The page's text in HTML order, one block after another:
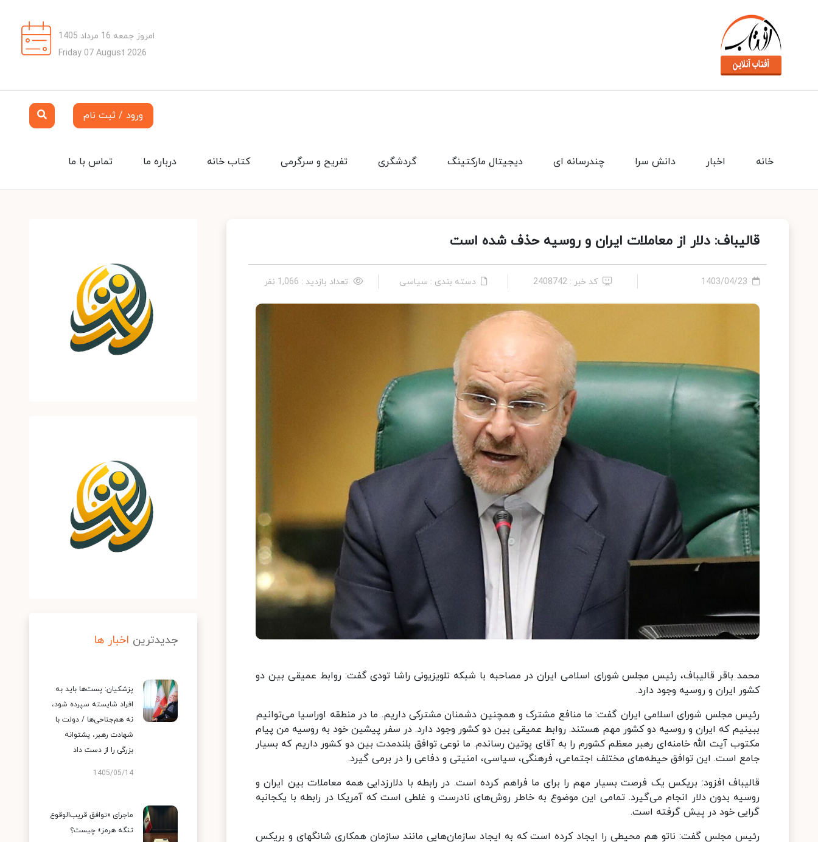
امروز جمعه 16 مرداد 1405
Friday 07 August 2026
ورود / ثبت نام
تماس با ما درباره ما کتاب خانه تفریح و سرگرمی گردشگری دیجیتال مارکتینگ چندرسانه ای دانش سرا اخبار خانه
قالیباف: دلار از معاملات ایران و روسیه حذف شده است
1403/04/23 کد خبر : 2408742 دسته بندی : سیاسی تعداد بازدید : 1,066 نفر
محمد باقر قالیباف، رئیس مجلس شورای اسلامی ایران در مصاحبه با شبکه تلویزیونی راشا تودی گفت: روابط عمیقی بین دو
کشور ایران و روسیه وجود دارد.
رئیس مجلس شورای اسلامی ایران گفت: ما منافع مشترک و همچنین دشمنان مشترکی داریم. ما در منطقه اوراسیا می‌توانیم
ببینیم که ایران و روسیه دو کشور مهم هستند. روابط عمیقی بین دو کشور وجود دارد. در سفر پیشین خود به روسیه من پیام
مکتوب آیت الله خامنه‌ای رهبر معظم کشورم را به آقای پوتین رساندم. ما نوعی توافق بلندمدت بین دو کشور داریم که بسیار
جامع است. این توافق حیطه‌های مختلف اجتماعی، فرهنگی، سیاسی، امنیتی و دفاعی را در برمی گیرد.
قالیباف افزود: بریکس یک فرصت بسیار مهم را برای ما فراهم کرده است. در رابطه با دلارزدایی همه معاملات بین ایران و
روسیه بدون دلار انجام می‌گیرد. تمامی این موضوع به خاطر روش‌های نادرست و غلطی است که آمریکا در رابطه با یکجانبه
گرایی خود در پیش گرفته است.
رئیس مجلس گفت: ناتو هم محیطی را ایجاد کرده است که به ایجاد سازمان‌هایی مانند سازمان همکاری شانگهای و بریکس
جدیدترین اخبار ها
پزشکیان: پست‌ها باید به
افراد شایسته سپرده شود،
نه هم‌جناحی‌ها / دولت با
شهادت رهبر، پشتوانه
بزرگی را از دست داد
1405/05/14
ماجرای «توافق قریب‌الوقوع
تنگه هرمز» چیست؟